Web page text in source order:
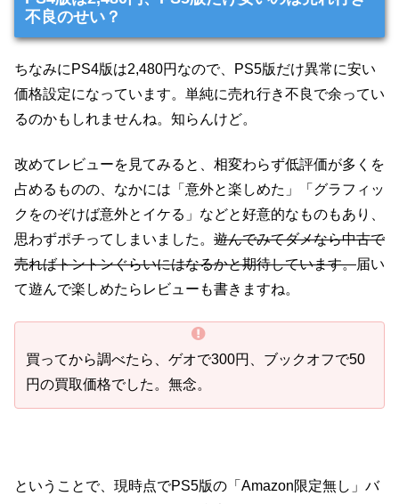
不良のせい？
ちなみにPS4版は2,480円なので、PS5版だけ異常に安い
価格設定になっています。単純に売れ行き不良で余ってい
るのかもしれませんね。知らんけど。
改めてレビューを見てみると、相変わらず低評価が多くを
占めるものの、なかには「意外と楽しめた」「グラフィッ
クをのぞけば意外とイケる」などと好意的なものもあり、
思わずポチってしまいました。 遊んでみてダメなら中古で
売ればトントンぐらいにはなるかと期待しています。届い
て遊んで楽しめたらレビューも書きますね。
買ってから調べたら、ゲオで300円、ブックオフで50
円の買取価格でした。無念。
ということで、現時点でPS5版の「Amazon限定無し」バ